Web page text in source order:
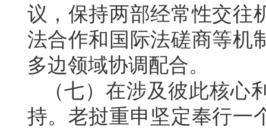
议，保持两部经常性交往
法合作和国际法磋商等机
多边领域协调配合。
（七）在涉及彼此核
持。老挝重申坚定奉行一